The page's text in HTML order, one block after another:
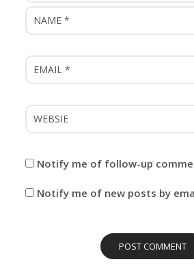
Notify me of follow-up
Notify me of new posts by